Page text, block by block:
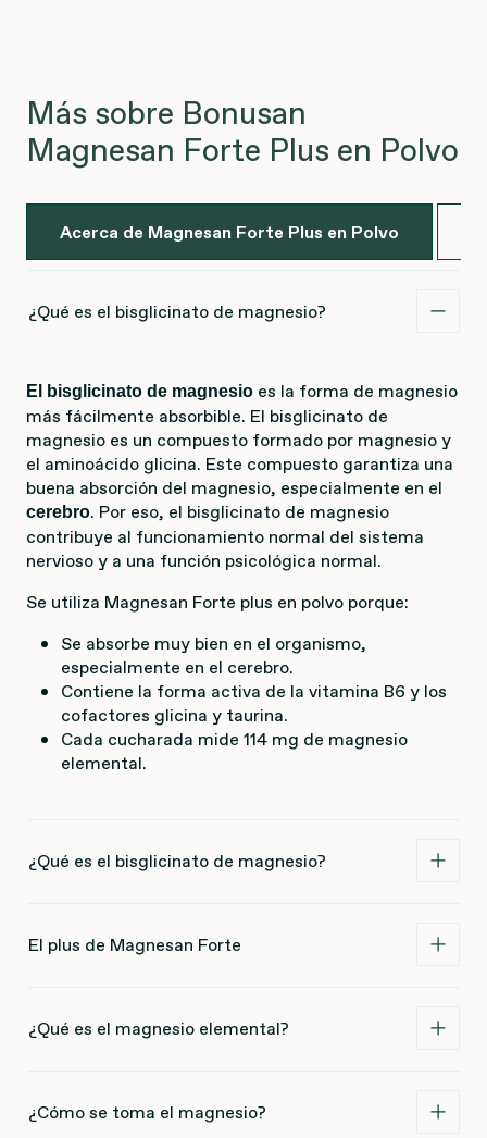
Más sobre Bonusan
Magnesan Forte Plus en Polvo
Acerca de Magnesan Forte Plus en Polvo
¿Qué es el bisglicinato de magnesio?
El bisglicinato de magnesio es la forma de magnesio
más fácilmente absorbible. El bisglicinato de
magnesio es un compuesto formado por magnesio y
el aminoácido glicina. Este compuesto garantiza una
buena absorción del magnesio, especialmente en el
cerebro. Por eso, el bisglicinato de magnesio
contribuye al funcionamiento normal del sistema
nervioso y a una función psicológica normal.
Se utiliza Magnesan Forte plus en polvo porque:
Se absorbe muy bien en el organismo,
especialmente en el cerebro.
Contiene la forma activa de la vitamina B6 y los
cofactores glicina y taurina.
Cada cucharada mide 114 mg de magnesio
elemental.
¿Qué es el bisglicinato de magnesio?
El plus de Magnesan Forte
¿Qué es el magnesio elemental?
¿Cómo se toma el magnesio?